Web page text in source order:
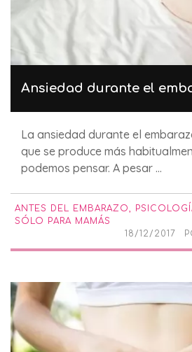
Ansiedad durante el
La ansiedad durante el
que se produce más
podemos pensar. A pesar ...
ANTES DEL EMBARAZO,
SÓLO PARA MAMÁS
18/12/2017